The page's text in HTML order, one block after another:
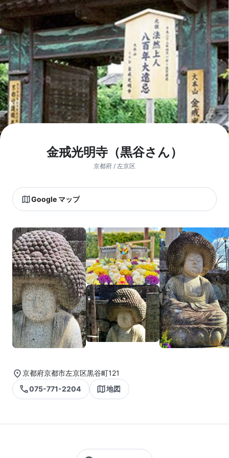
金戒光明寺（黒谷さん）
京都府 / 左京区
Google マップ
京都府京都市左京区黒谷町121
075-771-2204
地図